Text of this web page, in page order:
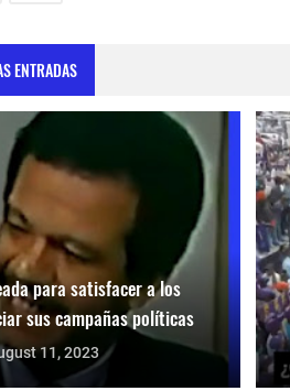
ENTRADAS
para satisfacer a los
sus campañas políticas
11, 2023